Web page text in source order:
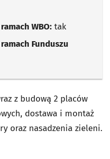
WBO: tak
Funduszu
z budową 2 placów
dostawa i montaż
oraz nasadzenia zieleni.